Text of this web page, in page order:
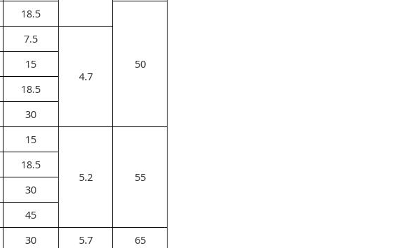
18.5
50
7.5
4.7
15
18.5
30
15
5.2 55
18.5
30
45
30 5.7 65